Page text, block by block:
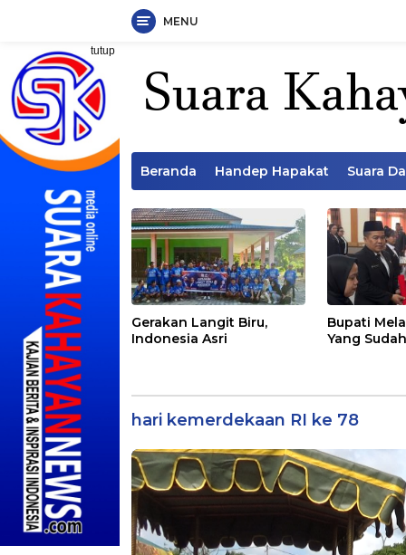
Langsung
konten
MENU
tutup
Beranda Handep Hapakat Suara
Gerakan Langit Biru,
Indonesia Asri
Bupati
Yang
hari kemerdekaan RI ke 78